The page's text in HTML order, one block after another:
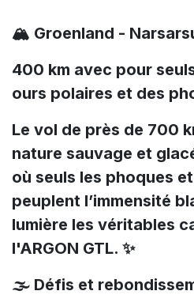
🏔️ Groenland -
400 km avec pour
ours polaires et des
Le vol de près de 700
nature sauvage et
où seuls les phoques
peuplent l’immensité
lumière les véritables
l'ARGON GTL. ✨
🌫️ Défis et